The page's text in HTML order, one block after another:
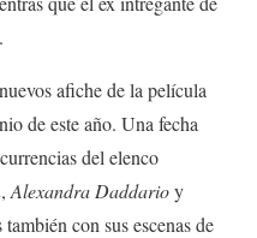
afiche de la película
de este año. Una fecha
del elenco
, Alexandra Daddarioy
con sus escenas de